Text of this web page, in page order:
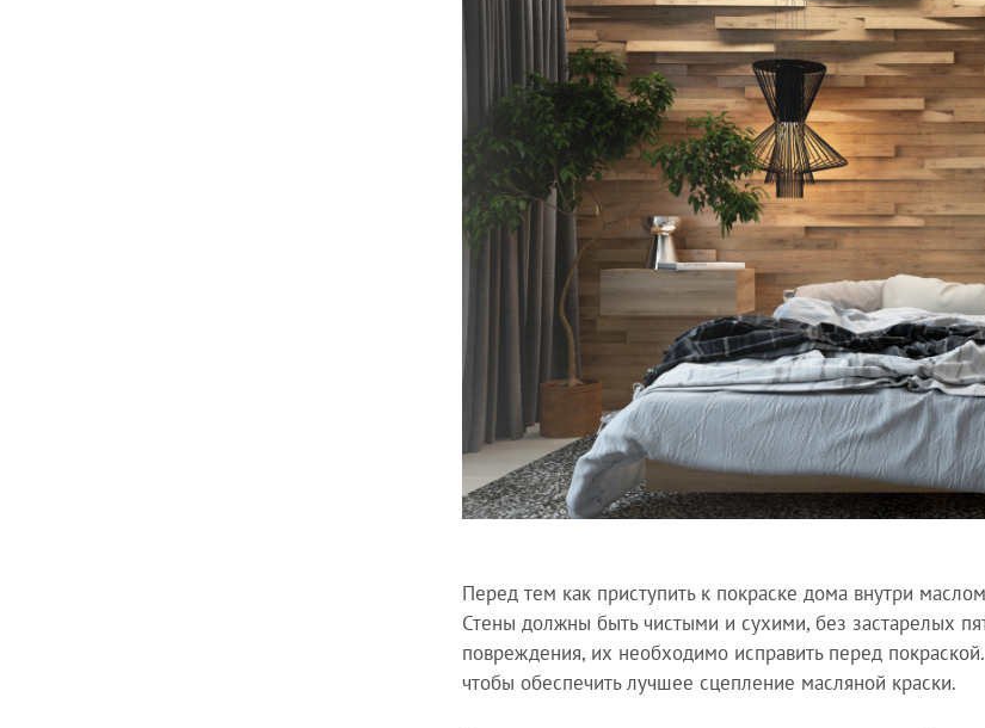
Перед тем как приступить к покраске дома внутри
Стены должны быть чистыми и сухими, без застарелых
повреждения, их необходимо исправить перед
чтобы обеспечить лучшее сцепление масляной краски.